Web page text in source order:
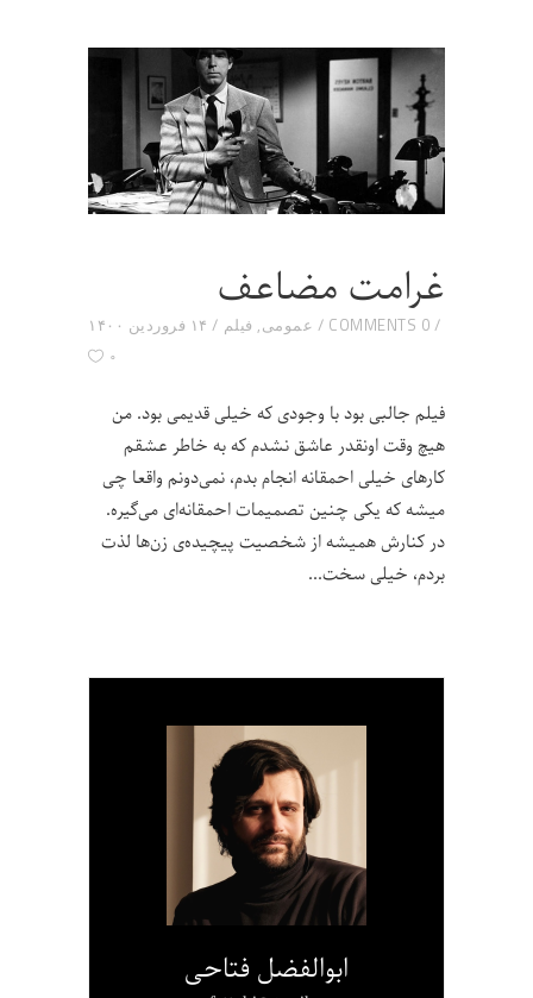
غرامت مضاعف
۱۴ فروردین ۱۴۰۰ عمومی, فیلم 0 COMMENTS
۰
فیلم جالبی بود با وجودی که خیلی قدیمی بود. من
هیچ وقت اونقدر عاشق نشدم که به خاطر عشقم
کارهای خیلی احمقانه انجام بدم، نمی‌دونم واقعا چی
میشه که یکی چنین تصمیمات احمقانه‌ای می‌گیره.
در کنارش همیشه از شخصیت پیچیده‌ی زن‌ها لذت
بردم، خیلی سخت
ابوالفضل فتاحی